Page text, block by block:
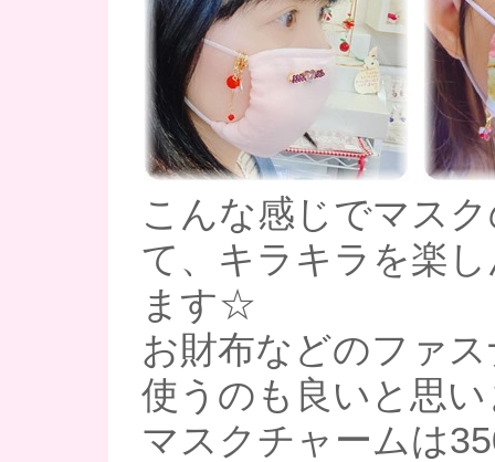
こんな感じでマス
て、キラキラを楽
ます☆
お財布などのファ
使うのも良いと思い
マスクチャームは